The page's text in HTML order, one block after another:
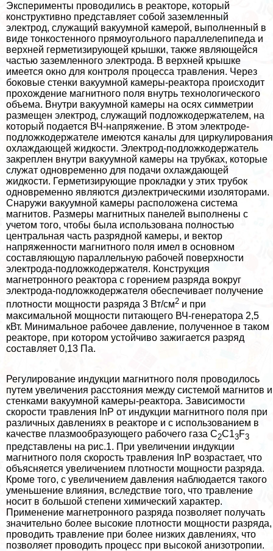
Эксперименты проводились в реакторе, который
конструктивно представляет собой заземленный
электрод, служащий вакуумной камерой, выполненный в
виде тонкостенного прямоугольного параллелепипеда и
верхней герметизирующей крышки, также являющейся
частью заземленного электрода. В верхней крышке
имеется окно для контроля процесса травления. Через
боковые стенки вакуумной камеры-реактора происходит
прохождение магнитного поля внутрь технологического
объема. Внутри вакуумной камеры на осях симметрии
размещен электрод, служащий подложкодержателем, на
который подается ВЧ-напряжение. В этом электроде-
подложкодержателе имеются каналы для циркулирования
охлаждающей жидкости. Электрод-подложкодержатель
закреплен внутри вакуумной камеры на трубках, которые
служат одновременно для подачи охлаждающей
жидкости. Герметизирующие прокладки у этих трубок
одновременно являются диэлектрическими изоляторами.
Снаружи вакуумной камеры расположена система
магнитов. Размеры магнитных панелей выполнены с
учетом того, чтобы была использована полностью
центральная часть разрядной камеры, и вектор
напряженности магнитного поля имел в основном
составляющую параллельную рабочей поверхности
электрода-подложкодержателя. Конструкция
магнетронного реактора с горением разряда вокруг
электрода-подложкодержателя обеспечивает получение
плотности мощности разряда 3 Вт/см2 и при
максимальной мощности питающего ВЧ-генератора 2,5
кВт. Минимальное рабочее давление, полученное в таком
реакторе, при котором устойчиво зажигается разряд
составляет 0,13 Па.
Регулирование индукции магнитного поля проводилось
путем увеличения расстояния между системой магнитов и
стенками вакуумной камеры-реактора. Зависимости
скорости травления InP от индукции магнитного поля при
различных давлениях в реакторе и с использованием в
качестве плазмообразующего рабочего газа C2C13F3
представлены на рис.1. При увеличении индукции
магнитного поля скорость травления InP возрастает, что
объясняется увеличением плотности мощности разряда.
Кроме того, с увеличением давления наблюдается такого
уменьшение влияния, вследствие того, что травление
носит в большой степени химический хаpaктер.
Применение магнетронного разряда позволяет получать
значительно более высокие плотности мощности разряда,
проводить травление при более низких давлениях, что
позволяет проводить процесс при высокой анизотропии.